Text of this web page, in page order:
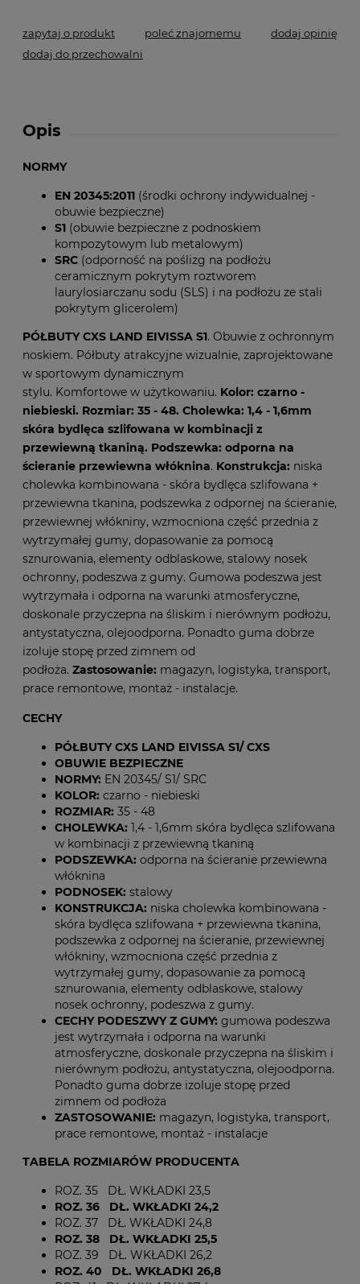
zapytaj o produkt poleć znajomemu
dodaj opinię
dodaj do przechowalni
Opis
NORMY
EN 20345:2011 (środki ochrony indywidualnej -
obuwie bezpieczne)
S1 (obuwie bezpieczne z podnoskiem
kompozytowym lub metalowym)
SRC (odporność na poślizg na podłożu
ceramicznym pokrytym roztworem
laurylosiarczanu sodu (SLS) i na podłożu ze stali
pokrytym glicerolem)
PÓŁBUTY CXS LAND EIVISSA S1. Obuwie z ochronnym
noskiem. Półbuty atrakcyjne wizualnie, zaprojektowane
w sportowym dynamicznym
stylu. Komfortowe w użytkowaniu. Kolor: czarno -
niebieski. Rozmiar: 35 - 48. Cholewka: 1,4 - 1,6mm
skóra bydlęca szlifowana w kombinacji z
przewiewną tkaniną. Podszewka: odporna na
ścieranie przewiewna włóknina. Konstrukcja: niska
cholewka kombinowana - skóra bydlęca szlifowana +
przewiewna tkanina, podszewka z odpornej na ścieranie,
przewiewnej włókniny, wzmocniona część przednia z
wytrzymałej gumy, dopasowanie za pomocą
sznurowania, elementy odblaskowe, stalowy nosek
ochronny, podeszwa z gumy. Gumowa podeszwa jest
wytrzymała i odporna na warunki atmosferyczne,
doskonale przyczepna na śliskim i nierównym podłożu,
antystatyczna, olejoodporna. Ponadto guma dobrze
izoluje stopę przed zimnem od
podłoża. Zastosowanie: magazyn, logistyka, transport,
prace remontowe, montaż - instalacje.
CECHY
PÓŁBUTY CXS LAND EIVISSA S1/ CXS
OBUWIE BEZPIECZNE
NORMY: EN 20345/ S1/ SRC
KOLOR: czarno - niebieski
ROZMIAR: 35 - 48
CHOLEWKA: 1,4 - 1,6mm skóra bydlęca szlifowana
w kombinacji z przewiewną tkaniną
PODSZEWKA: odporna na ścieranie przewiewna
włóknina
PODNOSEK: stalowy
KONSTRUKCJA: niska cholewka kombinowana -
skóra bydlęca szlifowana + przewiewna tkanina,
podszewka z odpornej na ścieranie, przewiewnej
włókniny, wzmocniona część przednia z
wytrzymałej gumy, dopasowanie za pomocą
sznurowania, elementy odblaskowe, stalowy
nosek ochronny, podeszwa z gumy.
CECHY PODESZWY Z GUMY: gumowa podeszwa
jest wytrzymała i odporna na warunki
atmosferyczne, doskonale przyczepna na śliskim i
nierównym podłożu, antystatyczna, olejoodporna.
Ponadto guma dobrze izoluje stopę przed
zimnem od podłoża
ZASTOSOWANIE: magazyn, logistyka, transport,
prace remontowe, montaż - instalacje
TABELA ROZMIARÓW PRODUCENTA
ROZ. 35 DŁ. WKŁADKI 23,5
ROZ. 36 DŁ. WKŁADKI 24,2
ROZ. 37 DŁ. WKŁADKI 24,8
ROZ. 38 DŁ. WKŁADKI 25,5
ROZ. 39 DŁ. WKŁADKI 26,2
ROZ. 40 DŁ. WKŁADKI 26,8